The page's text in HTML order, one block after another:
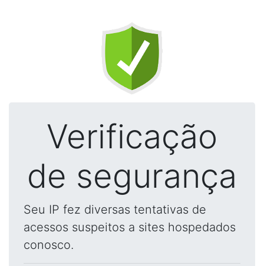
Verificação
de segurança
Seu IP fez diversas tentativas de
acessos suspeitos a sites hospedados
conosco.